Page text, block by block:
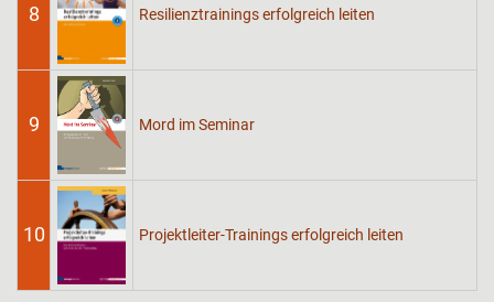
8 Resilienztrainings erfolgreich leiten
9 Mord im Seminar
10 Projektleiter-Trainings erfolgreich leiten